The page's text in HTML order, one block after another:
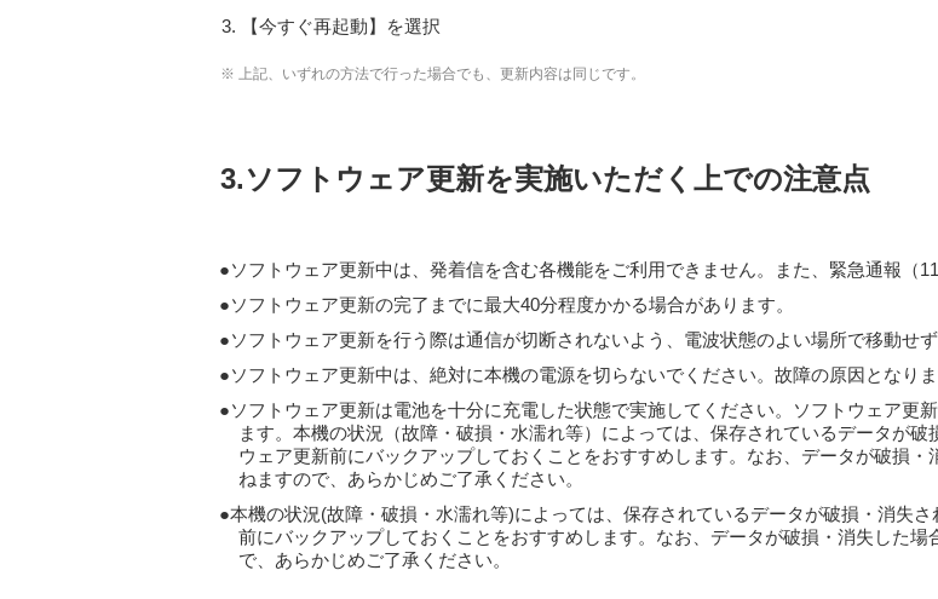
【今すぐ再起動】を選択
※ 上記、いずれの方法で行った場合でも、更新内容は同じです。
3.ソフトウェア更新を実施いただく上での注意点
ソフトウェア更新中は、発着信を含む各機能をご利用できません。また、緊急通報（
ソフトウェア更新の完了までに最大40分程度かかる場合があります。
ソフトウェア更新を行う際は通信が切断されないよう、電波状態のよい場所で移動せず
ソフトウェア更新中は、絶対に本機の電源を切らないでください。故障の原因となりま
ソフトウェア更新は電池を十分に充電した状態で実施してください。ソフトウェア更
ます。本機の状況（故障・破損・水濡れ等）によっては、保存されているデータが
ウェア更新前にバックアップしておくことをおすすめします。なお、データが破損
ねますので、あらかじめご了承ください。
本機の状況(故障・破損・水濡れ等)によっては、保存されているデータが破損・消失
前にバックアップしておくことをおすすめします。なお、データが破損・消失した
で、あらかじめご了承ください。